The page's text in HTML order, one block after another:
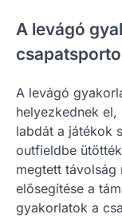
A levágó
A levágó
helyezkednek
labdát a játékok
outfieldbe
megtett távolság
elősegítése a
gyakorlatok a